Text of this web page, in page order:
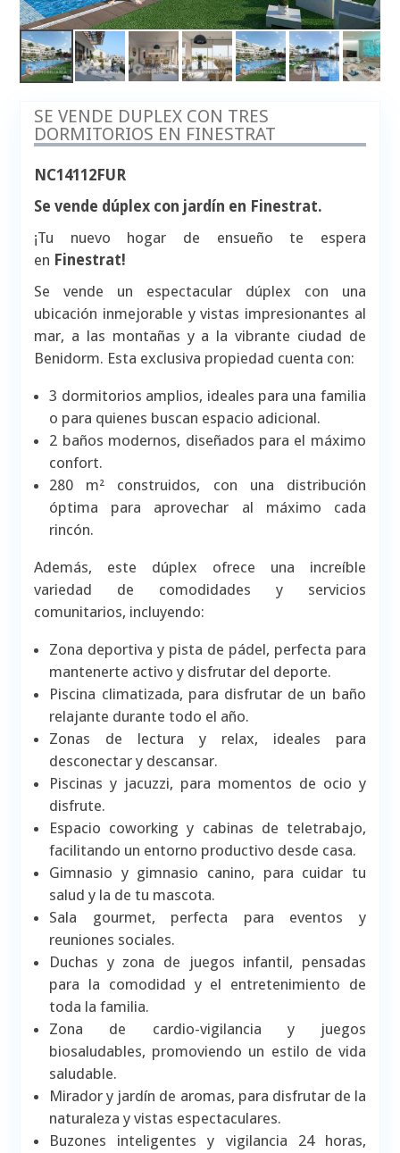
SE VENDE DUPLEX CON TRES
DORMITORIOS EN FINESTRAT
NC14112FUR
Se vende dúplex con jardín en Finestrat.
¡Tu nuevo hogar de ensueño te espera
en Finestrat!
Se vende un espectacular dúplex con una
ubicación inmejorable y vistas impresionantes al
mar, a las montañas y a la vibrante ciudad de
Benidorm. Esta exclusiva propiedad cuenta con:
3 dormitorios amplios, ideales para una familia
o para quienes buscan espacio adicional.
2 baños modernos, diseñados para el máximo
confort.
280 m² construidos, con una distribución
óptima para aprovechar al máximo cada
rincón.
Además, este dúplex ofrece una increíble
variedad de comodidades y servicios
comunitarios, incluyendo:
Zona deportiva y pista de pádel, perfecta para
mantenerte activo y disfrutar del deporte.
Piscina climatizada, para disfrutar de un baño
relajante durante todo el año.
Zonas de lectura y relax, ideales para
desconectar y descansar.
Piscinas y jacuzzi, para momentos de ocio y
disfrute.
Espacio coworking y cabinas de teletrabajo,
facilitando un entorno productivo desde casa.
Gimnasio y gimnasio canino, para cuidar tu
salud y la de tu mascota.
Sala gourmet, perfecta para eventos y
reuniones sociales.
Duchas y zona de juegos infantil, pensadas
para la comodidad y el entretenimiento de
toda la familia.
Zona de cardio-vigilancia y juegos
biosaludables, promoviendo un estilo de vida
saludable.
Mirador y jardín de aromas, para disfrutar de la
naturaleza y vistas espectaculares.
Buzones inteligentes y vigilancia 24 horas,